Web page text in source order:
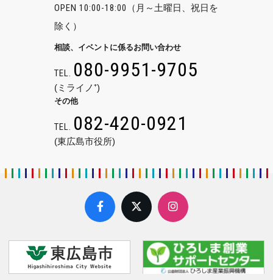
OPEN 10:00-18:00
（月～土曜日、祝日を
除く）
相談、イベントに係るお問い合わせ
TEL. 080-9951-9705
(ミライノ⁺)
その他
TEL. 082-420-0921
(東広島市役所)